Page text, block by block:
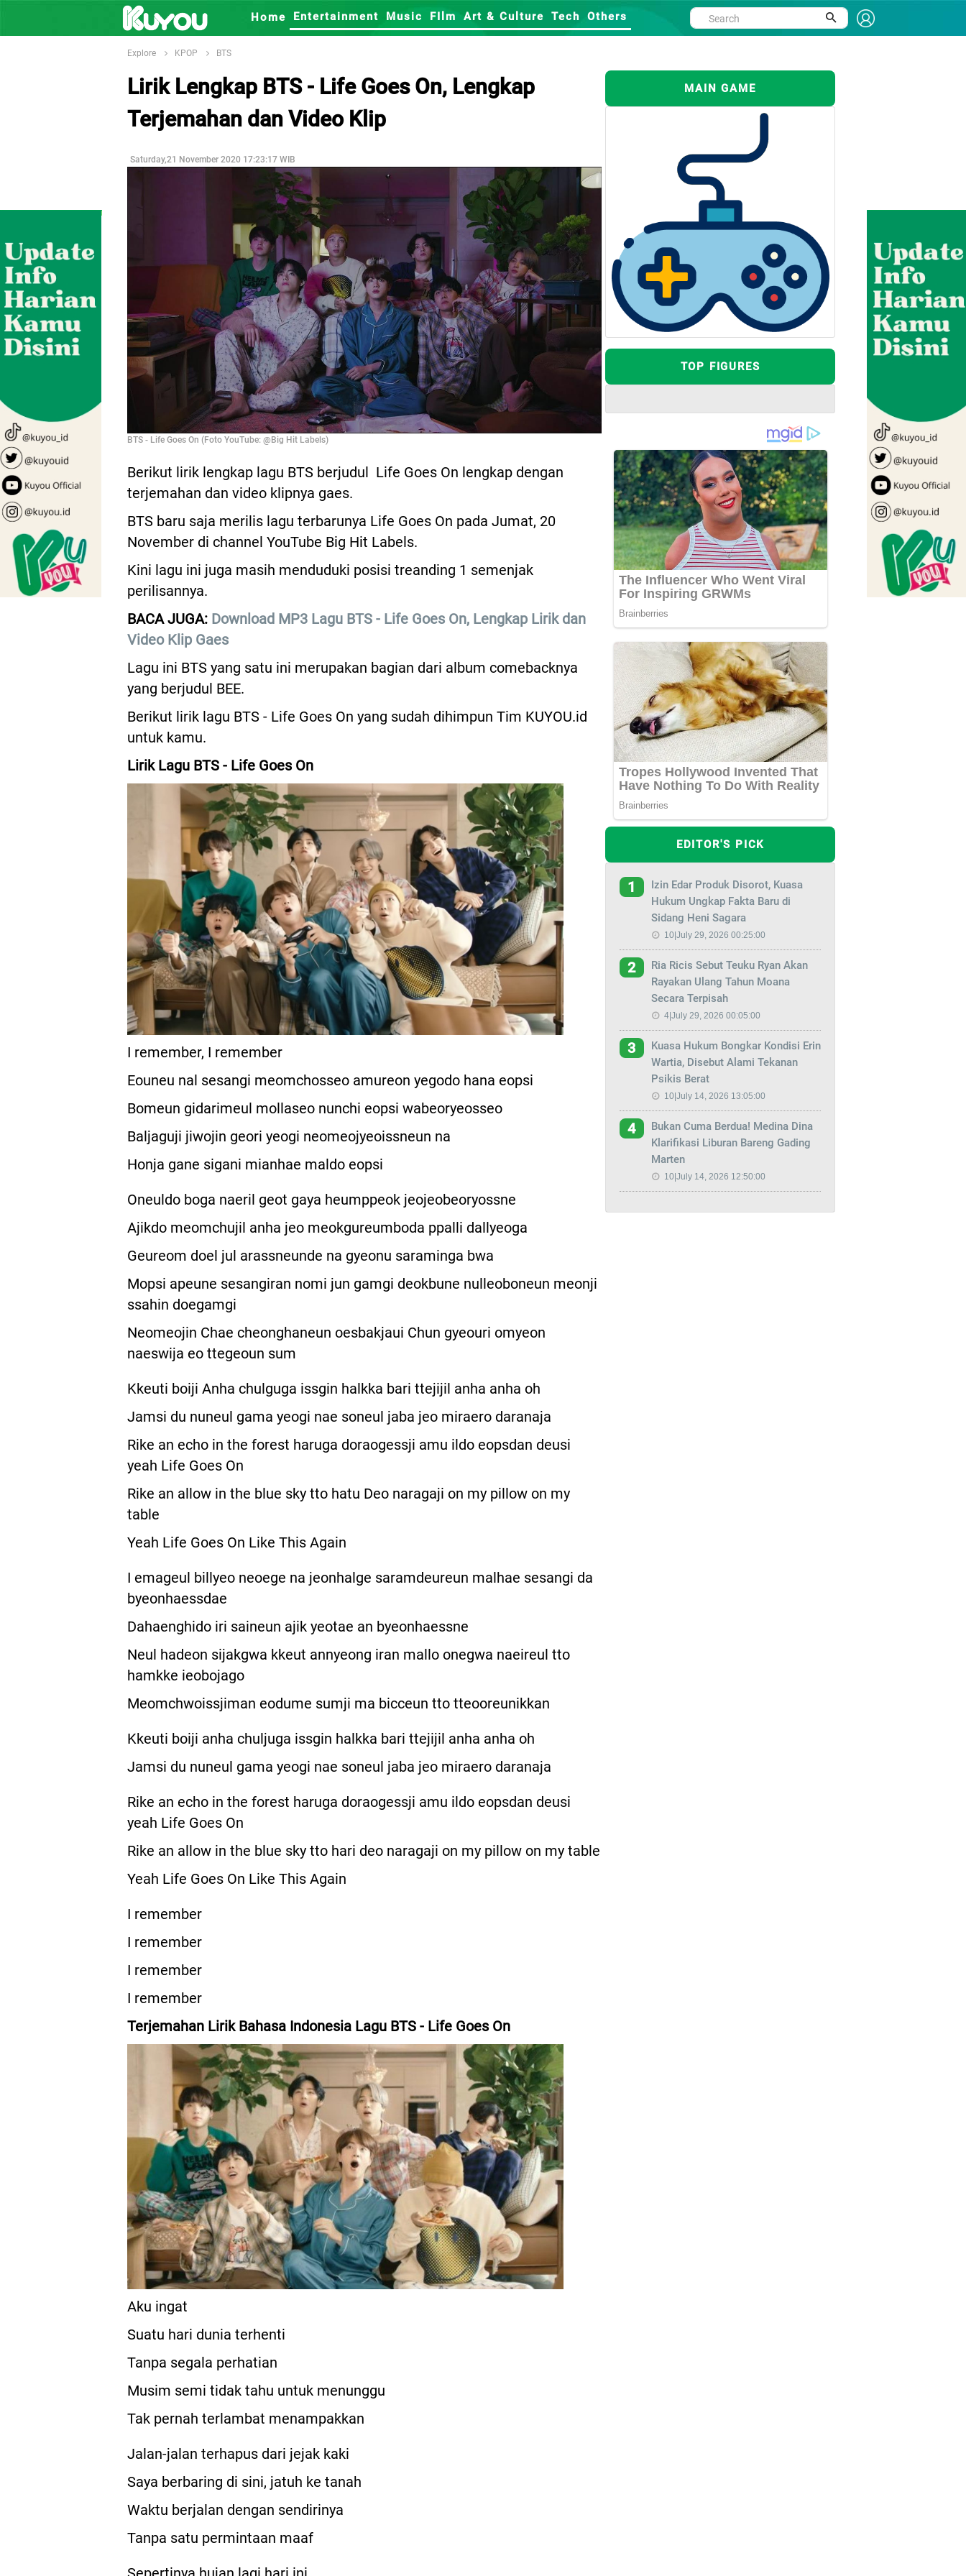
Home Entertainment Music FIlm Art & Culture Tech Others
Explore KPOP BTS
Lirik Lengkap BTS - Life Goes On, Lengkap
Terjemahan dan Video Klip
Saturday,21 November 2020 17:23:17 WIB
BTS - Life Goes On (Foto YouTube: @Big Hit Labels)
Berikut lirik lengkap lagu BTS berjudul Life Goes On lengkap dengan
terjemahan dan video klipnya gaes.
BTS baru saja merilis lagu terbarunya Life Goes On pada Jumat, 20
November di channel YouTube Big Hit Labels.
Kini lagu ini juga masih menduduki posisi treanding 1 semenjak
perilisannya.
BACA JUGA: Download MP3 Lagu BTS - Life Goes On, Lengkap Lirik dan
Video Klip Gaes
Lagu ini BTS yang satu ini merupakan bagian dari album comebacknya
yang berjudul BEE.
Berikut lirik lagu BTS - Life Goes On yang sudah dihimpun Tim KUYOU.id
untuk kamu.
Lirik Lagu BTS - Life Goes On
I remember, I remember
Eouneu nal sesangi meomchosseo amureon yegodo hana eopsi
Bomeun gidarimeul mollaseo nunchi eopsi wabeoryeosseo
Baljaguji jiwojin geori yeogi neomeojyeoissneun na
Honja gane sigani mianhae maldo eopsi
Oneuldo boga naeril geot gaya heumppeok jeojeobeoryossne
Ajikdo meomchujil anha jeo meokgureumboda ppalli dallyeoga
Geureom doel jul arassneunde na gyeonu saraminga bwa
Mopsi apeune sesangiran nomi jun gamgi deokbune nulleoboneun meonji
ssahin doegamgi
Neomeojin Chae cheonghaneun oesbakjaui Chun gyeouri omyeon
naeswija eo ttegeoun sum
Kkeuti boiji Anha chulguga issgin halkka bari ttejijil anha anha oh
Jamsi du nuneul gama yeogi nae soneul jaba jeo miraero daranaja
Rike an echo in the forest haruga doraogessji amu ildo eopsdan deusi
yeah Life Goes On
Rike an allow in the blue sky tto hatu Deo naragaji on my pillow on my
table
Yeah Life Goes On Like This Again
I emageul billyeo neoege na jeonhalge saramdeureun malhae sesangi da
byeonhaessdae
Dahaenghido iri saineun ajik yeotae an byeonhaessne
Neul hadeon sijakgwa kkeut annyeong iran mallo onegwa naeireul tto
hamkke ieobojago
Meomchwoissjiman eodume sumji ma bicceun tto tteooreunikkan
Kkeuti boiji anha chuljuga issgin halkka bari ttejijil anha anha oh
Jamsi du nuneul gama yeogi nae soneul jaba jeo miraero daranaja
Rike an echo in the forest haruga doraogessji amu ildo eopsdan deusi
yeah Life Goes On
Rike an allow in the blue sky tto hari deo naragaji on my pillow on my table
Yeah Life Goes On Like This Again
I remember
I remember
I remember
I remember
Terjemahan Lirik Bahasa Indonesia Lagu BTS - Life Goes On
Aku ingat
Suatu hari dunia terhenti
Tanpa segala perhatian
Musim semi tidak tahu untuk menunggu
Tak pernah terlambat menampakkan
Jalan-jalan terhapus dari jejak kaki
Saya berbaring di sini, jatuh ke tanah
Waktu berjalan dengan sendirinya
Tanpa satu permintaan maaf
MAIN GAME
TOP FIGURES
EDITOR'S PICK
1
Izin Edar Produk Disorot, Kuasa
Hukum Ungkap Fakta Baru di
Sidang Heni Sagara
10|July 29, 2026 00:25:00
2
Ria Ricis Sebut Teuku Ryan Akan
Rayakan Ulang Tahun Moana
Secara Terpisah
4|July 29, 2026 00:05:00
3
Kuasa Hukum Bongkar Kondisi Erin
Wartia, Disebut Alami Tekanan
Psikis Berat
10|July 14, 2026 13:05:00
4
Bukan Cuma Berdua! Medina Dina
Klarifikasi Liburan Bareng Gading
Marten
10|July 14, 2026 12:50:00